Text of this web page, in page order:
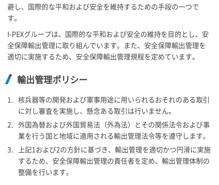
避し、国際的な平和および安全を維持するための手段の一つで
す。
I-PEXグループは、国際的な平和および安全の維持を目的とし、安
全保障輸出管理に取り組んでいます。また、安全保障輸出管理を
適切に実施するため、安全保障輸出管理規程を定めています。
輸出管理ポリシー
1. 核兵器等の開発および軍事用途に用いられるおそれのある取引
に対し審査を実施し、懸念ある取引は行いません。
2. 外国為替および外国貿易法（外為法）とその関係法令および事
業を行う国と地域に適用される輸出管理法令等を遵守します。
3.
上記1および2の方針に基づき、輸出管理を適切かつ円滑に実施
するため、安全保障輸出管理の責任者を定め、輸出管理体制の
整備を行います。